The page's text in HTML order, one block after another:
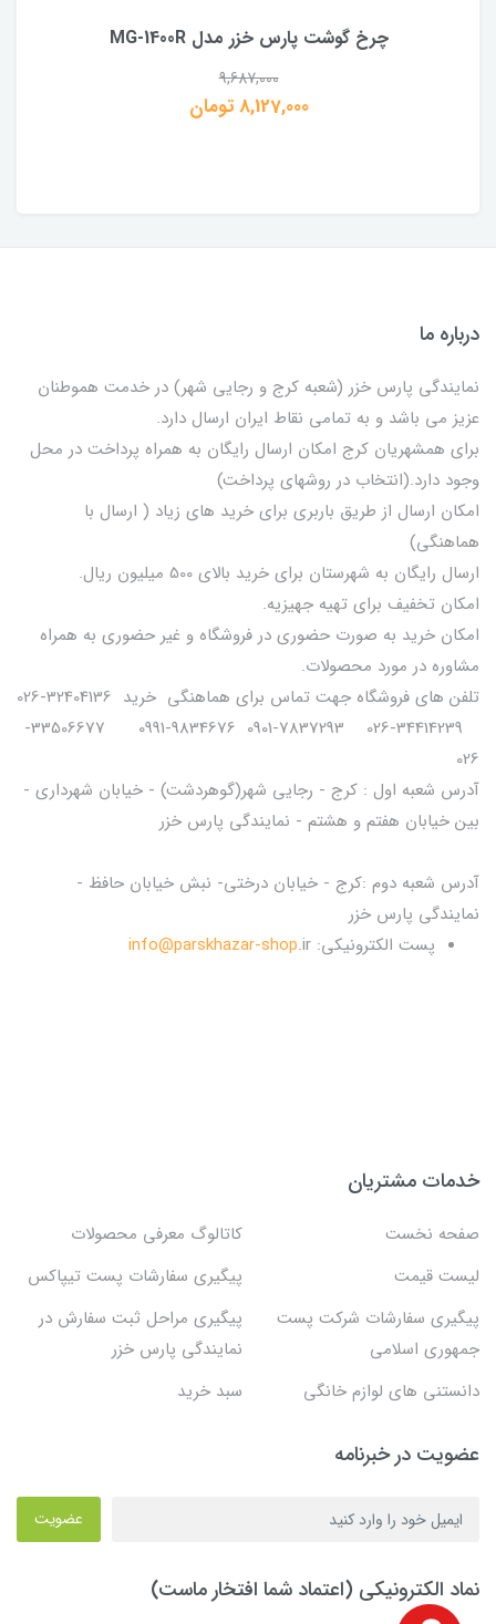
چرخ گوشت پارس خزر مدل MG-1400R
9,687,000
8,127,000 تومان
درباره ما
نمایندگی پارس خزر (شعبه کرج و رجایی شهر) در خدمت هموطنان
عزیز می باشد و به تمامی نقاط ایران ارسال دارد.
برای همشهریان کرج امکان ارسال رایگان به همراه پرداخت در محل
وجود دارد.(انتخاب در روشهای پرداخت)
امکان ارسال از طریق باربری برای خرید های زیاد ( ارسال با
هماهنگی)
ارسال رایگان به شهرستان برای خرید بالای 500 میلیون ریال.
امکان تخفیف برای تهیه جهیزیه.
امکان خرید به صورت حضوری در فروشگاه و غیر حضوری به همراه
مشاوره در مورد محصولات.
تلفن های فروشگاه جهت تماس برای هماهنگی خرید 32404136-026
34414239-026 7837293-0901 9834676-0991 33506677-
026
آدرس شعبه اول : کرج - رجایی شهر(گوهردشت) - خیابان شهرداری -
بین خیابان هفتم و هشتم - نمایندگی پارس خزر
آدرس شعبه دوم :کرج - خیابان درختی- نبش خیابان حافظ -
نمایندگی پارس خزر
پست الکترونیکی:
info@parskhazar-shop.ir
خدمات مشتریان
صفحه نخست
کاتالوگ معرفی محصولات
لیست قیمت
پیگیری سفارشات پست تیپاکس
پیگیری سفارشات شرکت پست
جمهوری اسلامی
پیگیری مراحل ثبت سفارش در
نمایندگی پارس خزر
دانستنی های لوازم خانگی
سبد خرید
عضویت در خبرنامه
عضویت
نماد الکترونیکی (اعتماد شما افتخار ماست)